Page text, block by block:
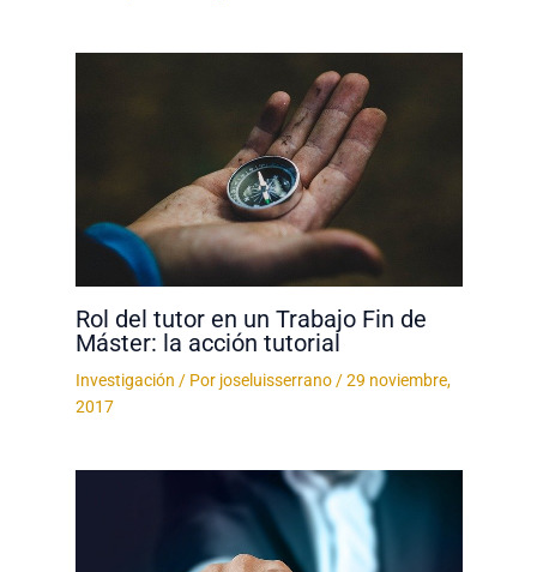
Rol del tutor en un Trabajo Fin de
Máster: la acción tutorial
Investigación / Por joseluisserrano/29 noviembre,
2017